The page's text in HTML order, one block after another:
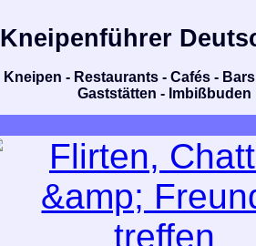
Kneipenführer
Kneipen - Restaurants - Cafés -
Gaststätten - Imbißbuden